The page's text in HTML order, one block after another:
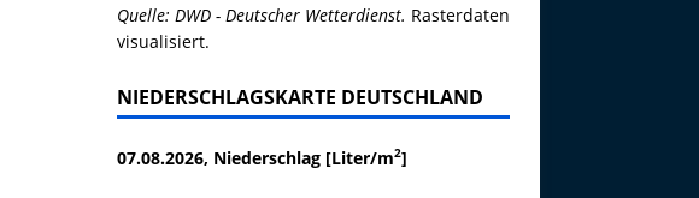
Quelle: DWD - Deutscher Wetterdienst. Rasterdaten
visualisiert.
NIEDERSCHLAGSKARTE DEUTSCHLAND
07.08.2026, Niederschlag [Liter/m2]